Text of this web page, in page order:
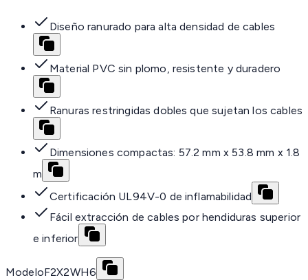
Diseño ranurado para alta densidad de cables
Material PVC sin plomo, resistente y duradero
Ranuras restringidas dobles que sujetan los cables
Dimensiones compactas: 57.2 mm x 53.8 mm x 1.8
m
Certificación UL94V-0 de inflamabilidad
Fácil extracción de cables por hendiduras superior
e inferior
ModeloF2X2WH6